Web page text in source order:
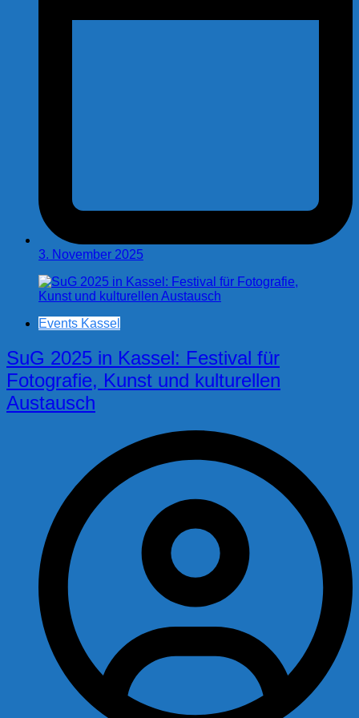
3. November 2025
Events Kassel
SuG 2025 in Kassel: Festival für
Fotografie, Kunst und kulturellen
Austausch